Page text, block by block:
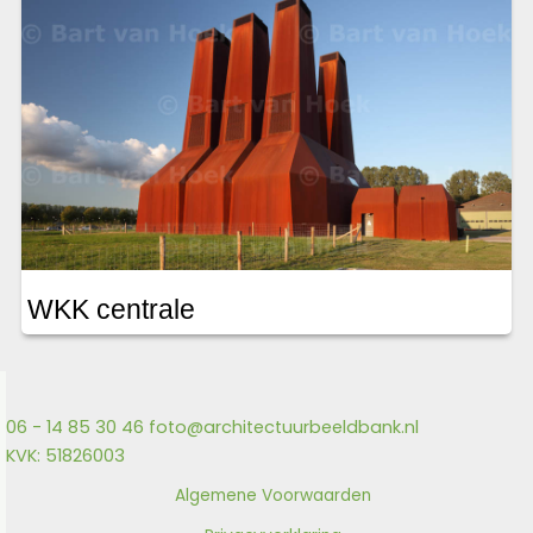
WKK centrale
06 - 14 85 30 46 foto@architectuurbeeldbank.nl
KVK: 51826003
Algemene Voorwaarden